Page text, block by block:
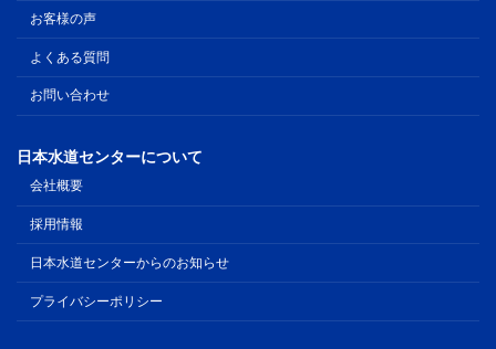
お客様の声
よくある質問
お問い合わせ
日本水道センターについて
会社概要
採用情報
日本水道センターからのお知らせ
プライバシーポリシー